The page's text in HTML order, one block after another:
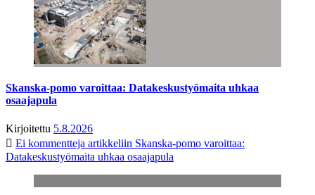
Skanska-pomo varoittaa: Datakeskustyömaita uhkaa
osaajapula
Kirjoitettu 5.8.2026
Ei kommentteja artikkeliin Skanska-pomo varoittaa:
Datakeskustyömaita uhkaa osaajapula